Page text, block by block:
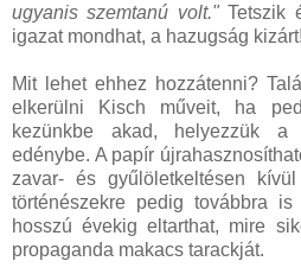
ugyanis szemtanú volt."Tetszik
igazat mondhat, a hazugság
Mit lehet ehhez hozzátenni?
elkerülni Kisch műveit, ha
kezünkbe akad, helyezzük a
edénybe. A papír
zavar- és gyűlöletkeltésen
történészekre pedig továbbra
hosszú évekig eltarthat, mire
propaganda makacs tarackját.